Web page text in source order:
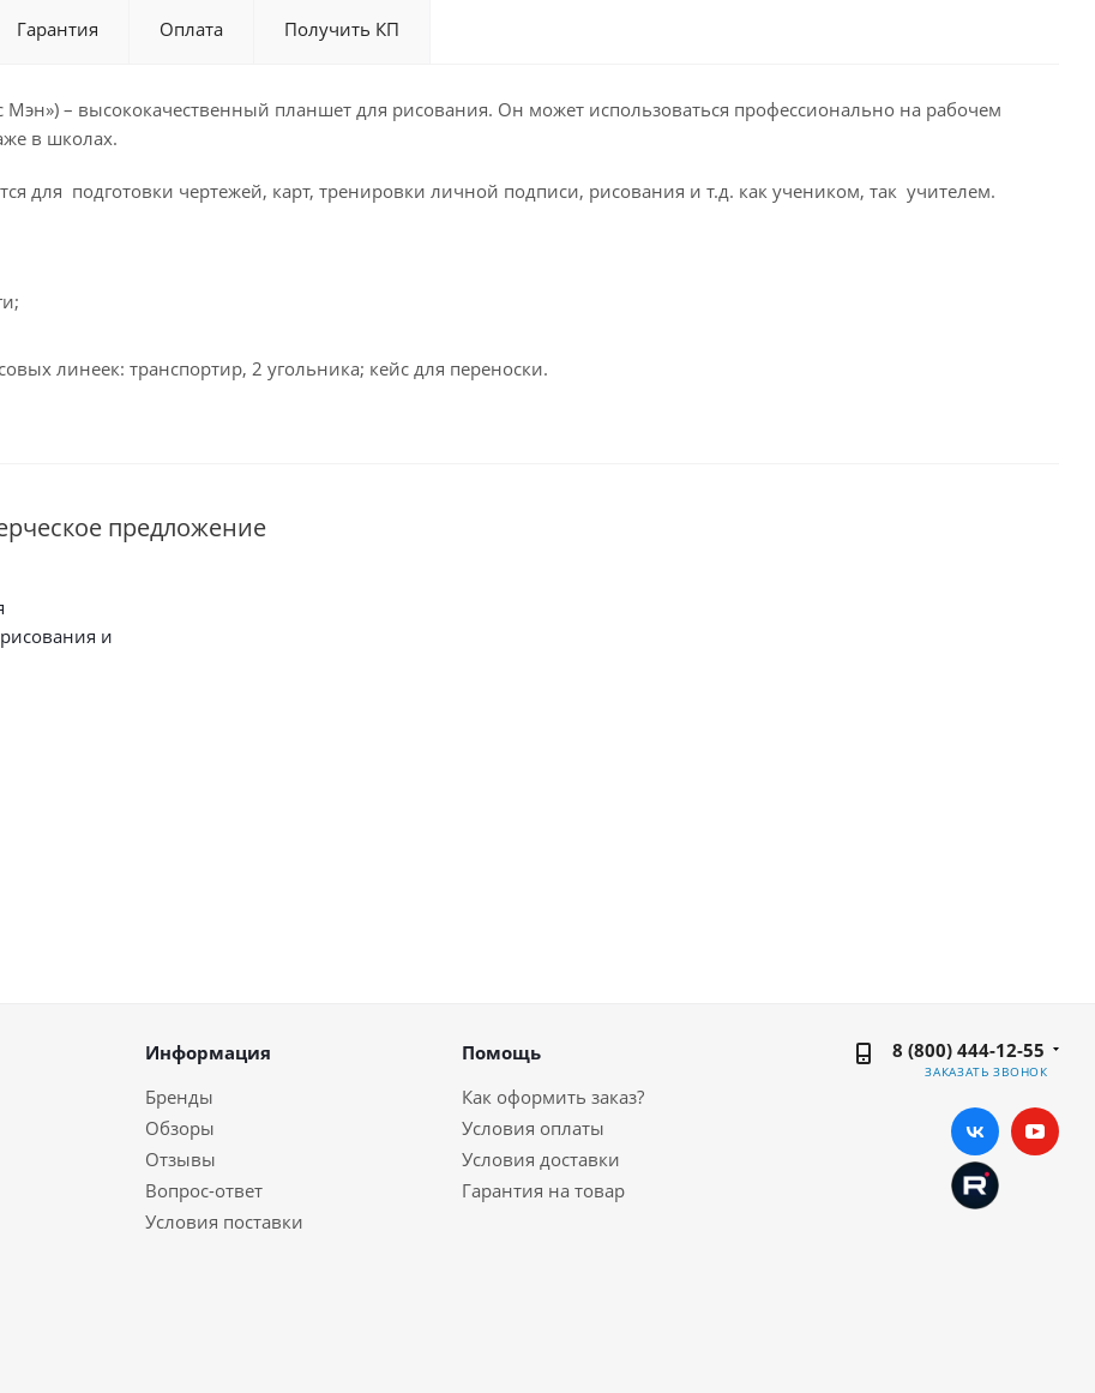
Гарантия Оплата Получить КП
Мэн») – высококачественный планшет для рисования. Он может использоваться профессионально на рабочем
в школах.
для подготовки чертежей, карт, тренировки личной подписи, рисования и т.д. как учеником, так учителем.
линеек: транспортир, 2 угольника; кейс для переноски.
предложение
и
Информация
Бренды
Обзоры
Отзывы
Вопрос-ответ
Условия поставки
Помощь
Как оформить заказ?
Условия оплаты
Условия доставки
Гарантия на товар
8 (800) 444-12-55
ЗАКАЗАТЬ ЗВОНОК